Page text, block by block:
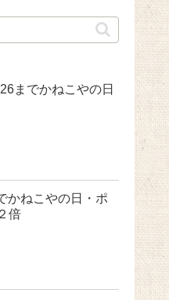
までかねこやの日
かねこやの日・ポ
倍